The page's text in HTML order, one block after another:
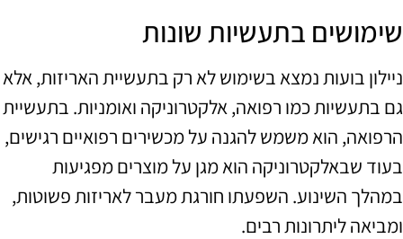
שימושים בתעשיות שונות
ניילון בועות נמצא בשימוש לא רק בתעשיית האריזות, אלא
גם בתעשיות כמו רפואה, אלקטרוניקה ואומניות. בתעשיית
הרפואה, הוא משמש להגנה על מכשירים רפואיים רגישים,
בעוד שבאלקטרוניקה הוא מגן על מוצרים מפגיעות
במהלך השינוע. השפעתו חורגת מעבר לאריזות פשוטות,
ומביאה ליתרונות רבים.